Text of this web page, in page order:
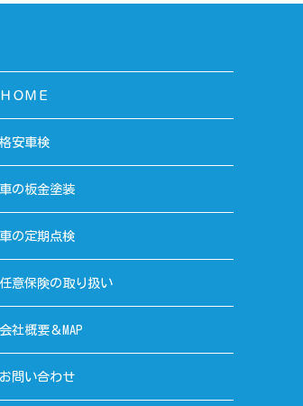
ＨＯＭＥ
格安車検
車の板金塗装
車の定期点検
任意保険の取り扱い
会社概要＆MAP
お問い合わせ